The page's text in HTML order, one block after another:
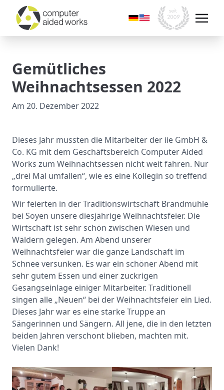
Gemütliches
Weihnachtsessen 2022
Am 20. Dezember 2022
Dieses Jahr mussten die Mitarbeiter der iie GmbH &
Co. KG mit dem Geschäftsbereich Computer Aided
Works zum Weihnachtsessen nicht weit fahren. Nur
„drei Mal umfallen“, wie es eine Kollegin so treffend
formulierte.
Wir feierten in der Traditionswirtschaft Brandmühle
bei Soyen unsere diesjährige Weihnachtsfeier. Die
Wirtschaft ist sehr schön zwischen Wiesen und
Wäldern gelegen. Am Abend unserer
Weihnachtsfeier war die ganze Landschaft im
Schnee versunken. Es war ein schöner Abend mit
sehr gutem Essen und einer zuckrigen
Gesangseinlage einiger Mitarbeiter. Traditionell
singen alle „Neuen“ bei der Weihnachtsfeier ein Lied.
Dieses Jahr war es eine starke Truppe an
Sängerinnen und Sängern. All jene, die in den letzten
beiden Jahren verschont blieben, machten mit.
Vielen Dank!